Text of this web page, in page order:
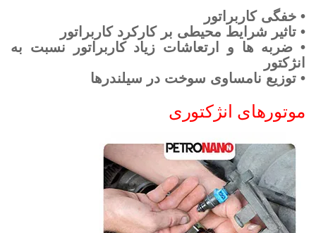
• خفگی کاربراتور
• تاثیر شرایط محیطی بر کارکرد کاربراتور
• ضربه ها و ارتعاشات زیاد کاربراتور نسبت به
انژکتور
• توزیع نامساوی سوخت در سیلندرها
موتورهای انژکتوری